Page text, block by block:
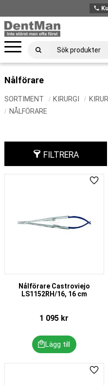
Meny
phone
Nålförare
SORTIMENT KIRURGI
NÅLFÖRARE
FILTRERA
Nålförare Castroviejo
LS1152RH/16, 16 cm
1 095 kr